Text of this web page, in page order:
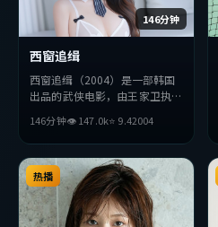
146分钟
西窗追缉
西窗追缉（2004）是一部韩国
出品的武侠电影，由王家卫执
演。影片在叙事与视听上力求突
破，探讨人性与抉择，节奏张弛
有度，适合喜欢该类型的观众完
整观看。
146分钟👁147.0k⭐ 9.42004
热播